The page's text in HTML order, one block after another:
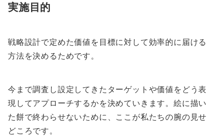
実施目的
戦略設計で定めた価値を目標に対して効率的に届ける
方法を決めるためです。
今まで調査し設定してきたターゲットや価値をどう表
現してアプローチするかを決めていきます。絵に描い
た餅で終わらせないために、ここが私たちの腕の見せ
どころです。